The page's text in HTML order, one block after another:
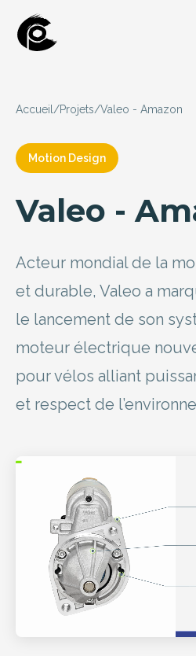
Accueil /Projets/Valeo - Amazon
Motion Design
Valeo -
Acteur mondial de la
et durable, Valeo a
le lancement de son
moteur électrique
pour vélos alliant
et respect de